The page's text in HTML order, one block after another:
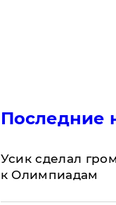
Последние
Усик сделал
к Олимпиадам